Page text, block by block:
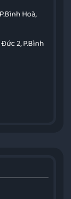
Hoà,
2, P.Bình